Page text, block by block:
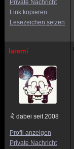
Private Nachricht
Link kopieren
Lesezeichen setzen
laremi
dabei seit 2008
Profil anzeigen
Private Nachricht